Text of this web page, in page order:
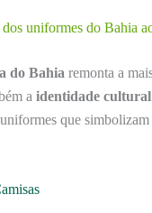
uniformes do Bahia
do Bahia remonta a
a identidade cultural
que